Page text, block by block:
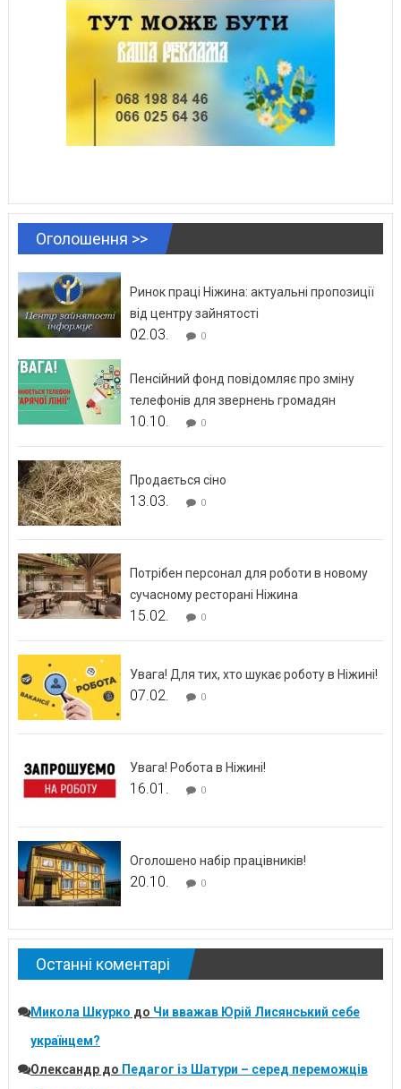
Оголошення >>
Ринок праці Ніжина: актуальні пропозиції
від центру зайнятості
02.03. 0
Пенсійний фонд повідомляє про зміну
телефонів для звернень громадян
10.10. 0
Продається сіно
13.03. 0
Потрібен персонал для роботи в новому
сучасному ресторані Ніжина
15.02. 0
Увага! Для тих, хто шукає роботу в Ніжині!
07.02. 0
Увага! Робота в Ніжині!
16.01. 0
Оголошено набір працівників!
20.10. 0
Останні коментарі
Микола Шкурко до Чи вважав Юрій Лисянський себе
українцем?
Олександрдо Педагог із Шатури – серед переможців